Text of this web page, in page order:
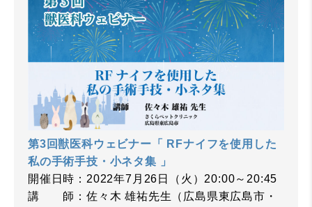
第3回獣医科ウェビナー「 RFナイフを使用した
私の手術手技・小ネタ集 」
開催日時：2022年7月26日（火）20:00～20:45
講 師：佐々木 雄祐先生（広島県東広島市・